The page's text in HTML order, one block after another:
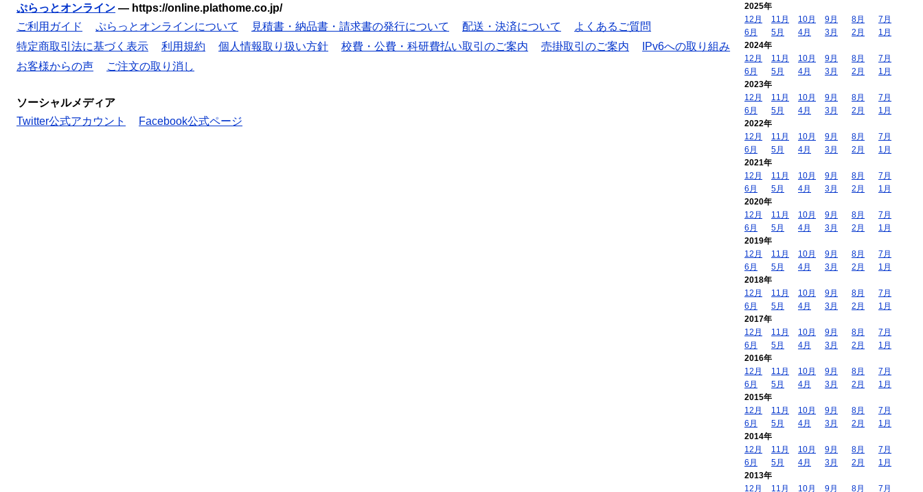
ぷらっとオンライン — https://online.plathome.co.jp/
ご利用ガイド
ぷらっとオンラインについて 見積書・納品書・請求書の発行について 配送・決済について
よくあるご質問
特定商取引法に基づく表示
利用規約 個人情報取り扱い方針 校費・公費・科研費払い取引のご案内 売掛取引のご案内
IPv6への取り組み
お客様からの声
ご注文の取り消し
ソーシャルメディア
Twitter公式アカウント
Facebook公式ページ
2025年
12月
11月 10月 9月 8月
7月
6月
5月 4月 3月 2月
1月
2024年
12月
11月 10月 9月 8月
7月
6月
5月 4月 3月 2月
1月
2023年
12月
11月 10月 9月 8月
7月
6月
5月 4月 3月 2月
1月
2022年
12月
11月 10月 9月 8月
7月
6月
5月 4月 3月 2月
1月
2021年
12月
11月 10月 9月 8月
7月
6月
5月 4月 3月 2月
1月
2020年
12月
11月 10月 9月 8月
7月
6月
5月 4月 3月 2月
1月
2019年
12月
11月 10月 9月 8月
7月
6月
5月 4月 3月 2月
1月
2018年
12月
11月 10月 9月 8月
7月
6月
5月 4月 3月 2月
1月
2017年
12月
11月 10月 9月 8月
7月
6月
5月 4月 3月 2月
1月
2016年
12月
11月 10月 9月 8月
7月
6月
5月 4月 3月 2月
1月
2015年
12月
11月 10月 9月 8月
7月
6月
5月 4月 3月 2月
1月
2014年
12月
11月 10月 9月 8月
7月
6月
5月 4月 3月 2月
1月
2013年
12月
11月 10月 9月 8月 7月